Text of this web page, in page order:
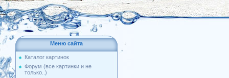
Меню сайта
Каталог картинок
Форум (все картинки и не
только..)